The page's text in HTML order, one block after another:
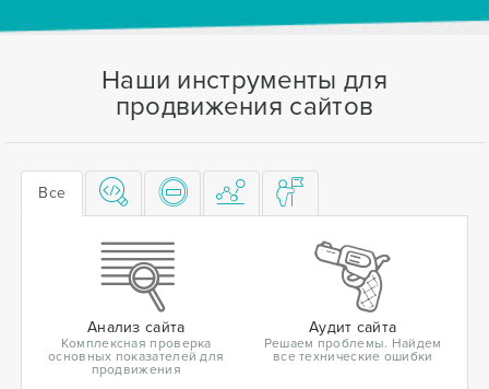
Наши инструменты для
продвижения сайтов
Все
Анализ сайта
Комплексная проверка
основных показателей для
продвижения
Аудит сайта
Решаем проблемы. Найдем
все технические ошибки